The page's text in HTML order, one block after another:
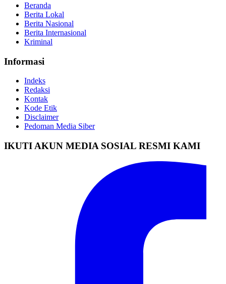
Beranda
Berita Lokal
Berita Nasional
Berita Internasional
Kriminal
Informasi
Indeks
Redaksi
Kontak
Kode Etik
Disclaimer
Pedoman Media Siber
IKUTI AKUN MEDIA SOSIAL RESMI KAMI